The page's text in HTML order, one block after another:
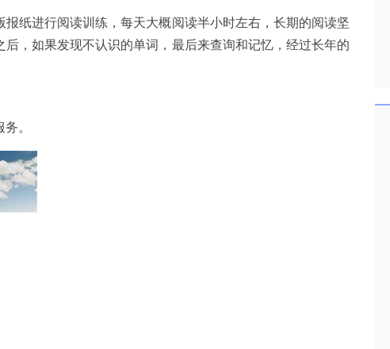
进行阅读训练，每天大概阅读半小时左右，长期的阅读坚
，如果发现不认识的单词，最后来查询和记忆，经过长年的
。